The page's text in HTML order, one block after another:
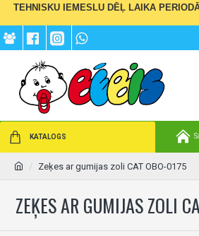
TEHNISKU IEMESLU DĒĻ LAIKA
KATALOGS
Zeķes ar gumijas zoli CAT OBO-0175
ZEĶES AR GUMIJAS ZOLI